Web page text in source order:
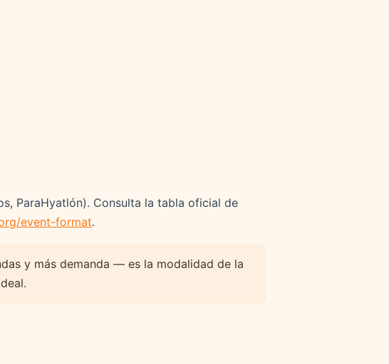
ParaHyatlón). Consulta la tabla oficial de
event-format.
y más demanda — es la modalidad de la